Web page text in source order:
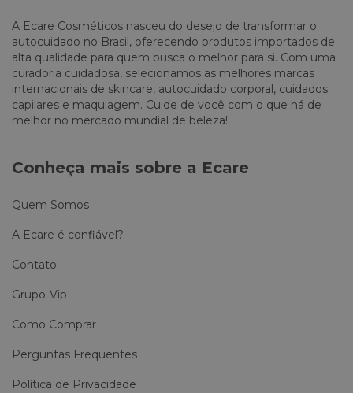
A Ecare Cosméticos nasceu do desejo de transformar o
autocuidado no Brasil, oferecendo produtos importados de
alta qualidade para quem busca o melhor para si. Com uma
curadoria cuidadosa, selecionamos as melhores marcas
internacionais de skincare, autocuidado corporal, cuidados
capilares e maquiagem. Cuide de você com o que há de
melhor no mercado mundial de beleza!
Conheça mais sobre a Ecare
Quem Somos
A Ecare é confiável?
Contato
Grupo-Vip
Como Comprar
Perguntas Frequentes
Política de Privacidade